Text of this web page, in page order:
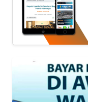
KAMI
PEDOMAN
MEDIA